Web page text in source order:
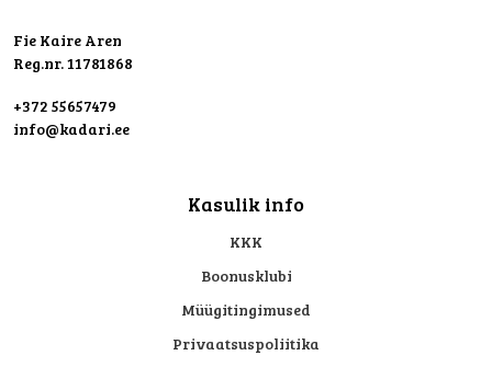
Fie Kaire Aren
Reg.nr. 11781868
+372 55657479
info@kadari.ee
Kasulik info
KKK
Boonusklubi
Müügitingimused
Privaatsuspoliitika